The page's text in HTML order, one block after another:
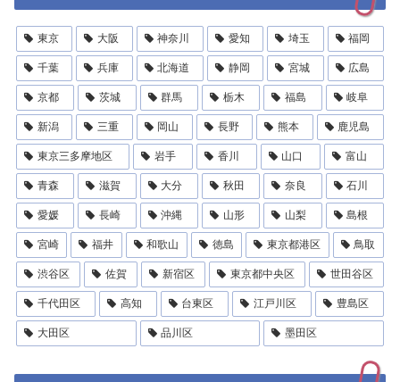
東京 大阪 神奈川 愛知 埼玉 福岡
千葉 兵庫 北海道 静岡 宮城 広島
京都 茨城 群馬 栃木 福島 岐阜
新潟 三重 岡山 長野 熊本 鹿児島
東京三多摩地区 岩手 香川 山口 富山
青森 滋賀 大分 秋田 奈良 石川
愛媛 長崎 沖縄 山形 山梨 島根
宮崎 福井 和歌山 徳島 東京都港区 鳥取
渋谷区 佐賀 新宿区 東京都中央区 世田谷区
千代田区 高知 台東区 江戸川区 豊島区
大田区 品川区 墨田区